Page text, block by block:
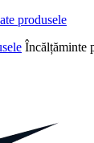
Încălțăminte